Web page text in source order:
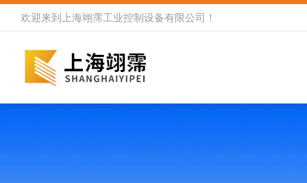
欢迎来到 上海翊霈工业控制设备有限公司 ！